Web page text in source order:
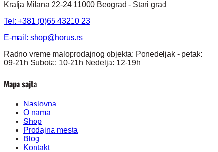
Kralja Milana 22-24 11000 Beograd - Stari grad
Tel: +381 (0)65 43210 23
E-mail: shop@horus.rs
Radno vreme maloprodajnog objekta: Ponedeljak - petak:
09-21h Subota: 10-21h Nedelja: 12-19h
Mapa sajta
Naslovna
O nama
Shop
Prodajna mesta
Blog
Kontakt